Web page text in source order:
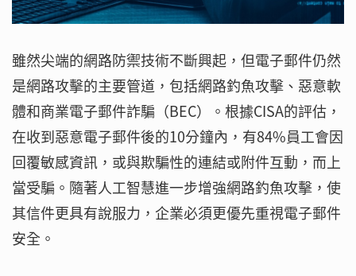
雖然尖端的網路防禦技術不斷興起，但電子郵件仍然
是網路攻擊的主要管道，包括網路釣魚攻擊、惡意軟
體和商業電子郵件詐騙（BEC）。根據CISA的評估，
在收到惡意電子郵件後的10分鐘內，有84%員工會因
回覆敏感資訊，或與欺騙性的連結或附件互動，而上
當受騙。隨著人工智慧進一步增強網路釣魚攻擊，使
其信件更具有說服力，企業必須更優先重視電子郵件
安全。